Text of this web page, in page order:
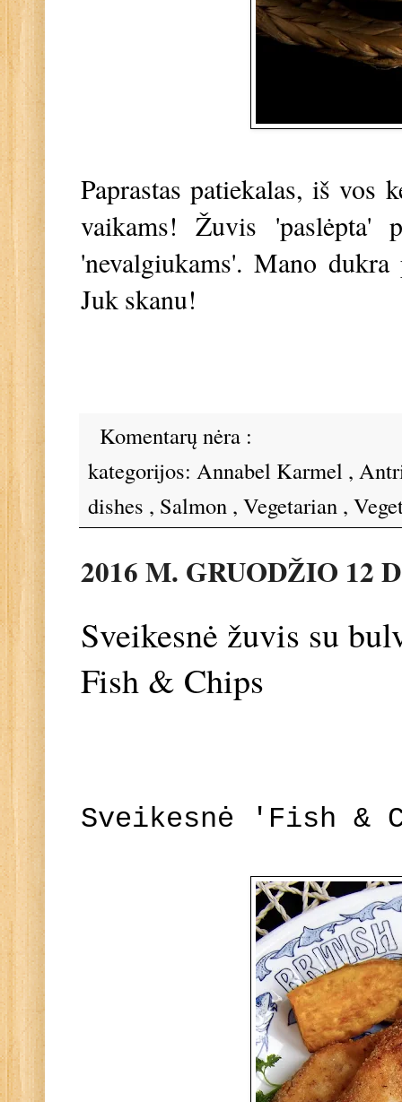
Paprastas patiekalas, iš vos
vaikams! Žuvis 'paslėpta'
'nevalgiukams'. Mano
Juk skanu!
Komentarų nėra :
kategorijos: Annabel Karmel ,
dishes , Salmon , Vegetarian ,
2016 M. GRUODŽIO 12
Sveikesnė žuvis su
Fish & Chips
Sveikesnė 'Fish